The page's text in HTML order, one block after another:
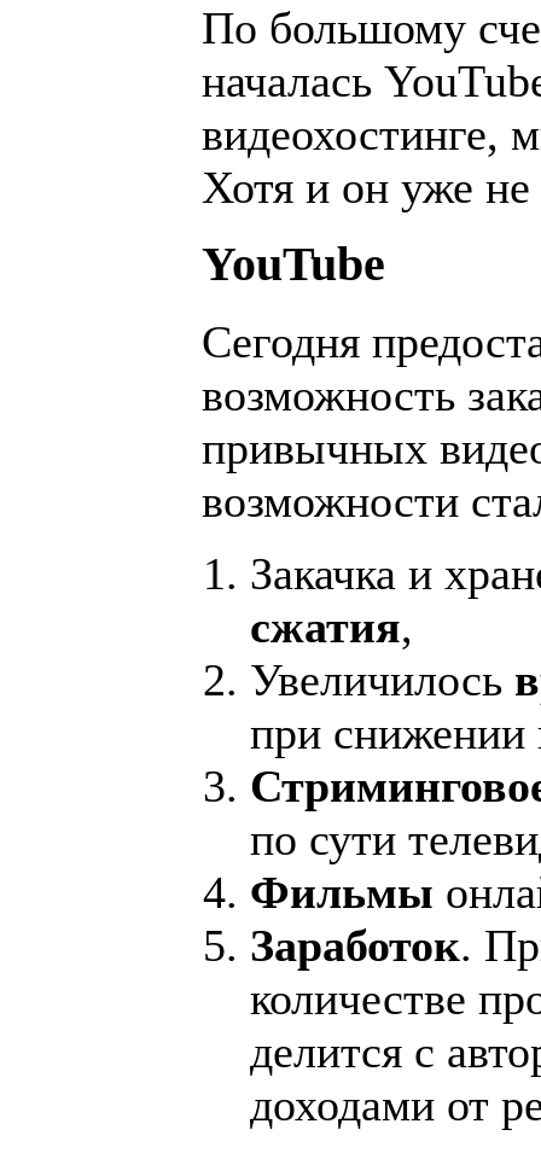
По большому
началась
видеохостинге,
Хотя и он уже
YouTube
Сегодня
возможность
привычных
возможности
Закачка и
сжатия,
Увеличилось
при снижении
по сути
Фильмы
Заработок.
количестве
делится с
доходами от